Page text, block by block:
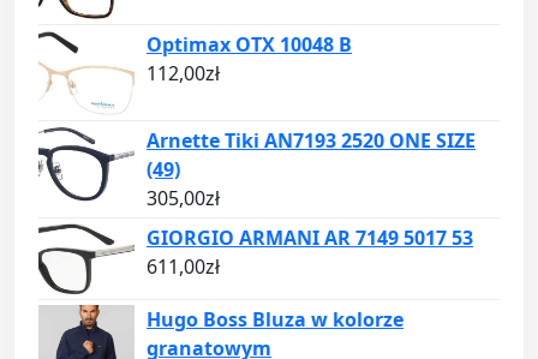
Optimax OTX 10048 B
112,00zł
Arnette Tiki AN7193 2520 ONE SIZE
(49)
305,00zł
GIORGIO ARMANI AR 7149 5017 53
611,00zł
Hugo Boss Bluza w kolorze
granatowym